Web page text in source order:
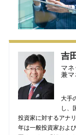
吉
マ
兼マ
大手
し、
投資家に対するアナ
年は一般投資家およ